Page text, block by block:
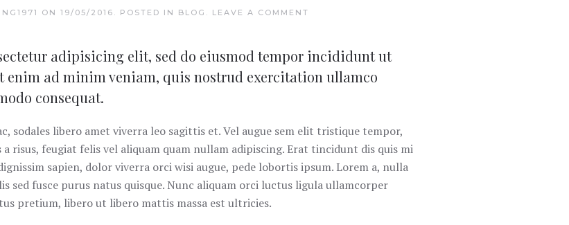
ON 19/05/2016 . POSTED IN BLOG . LEAVE A COMMENT
adipisicing elit, sed do eiusmod tempor incididunt ut
enim ad minim veniam, quis nostrud exercitation ullamco
consequat.
sodales libero amet viverra leo sagittis et. Vel augue sem elit tristique tempor,
risus, feugiat felis vel aliquam quam nullam adipiscing. Erat tincidunt dis quis mi
sapien, dolor viverra orci wisi augue, pede lobortis ipsum. Lorem a, nulla
sed fusce purus natus quisque. Nunc aliquam orci luctus ligula ullamcorper
pretium, libero ut libero mattis massa est ultricies.